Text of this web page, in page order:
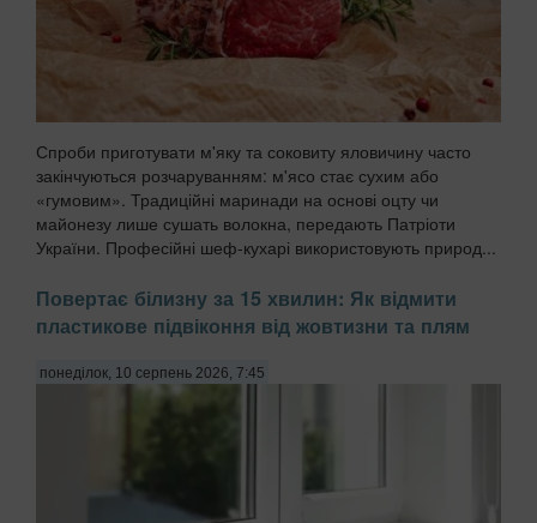
Спроби приготувати м'яку та соковиту яловичину часто
закінчуються розчаруванням: м'ясо стає сухим або
«гумовим». Традиційні маринади на основі оцту чи
майонезу лише сушать волокна, передають Патріоти
України. Професійні шеф-кухарі використовують природ...
Повертає білизну за 15 хвилин: Як відмити
пластикове підвіконня від жовтизни та плям
понеділок, 10 серпень 2026, 7:45